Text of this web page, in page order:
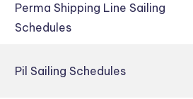
Perma Shipping Line Sailing
Schedules
Pil Sailing Schedules